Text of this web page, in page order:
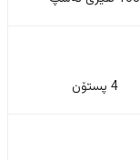
4 پستۆن